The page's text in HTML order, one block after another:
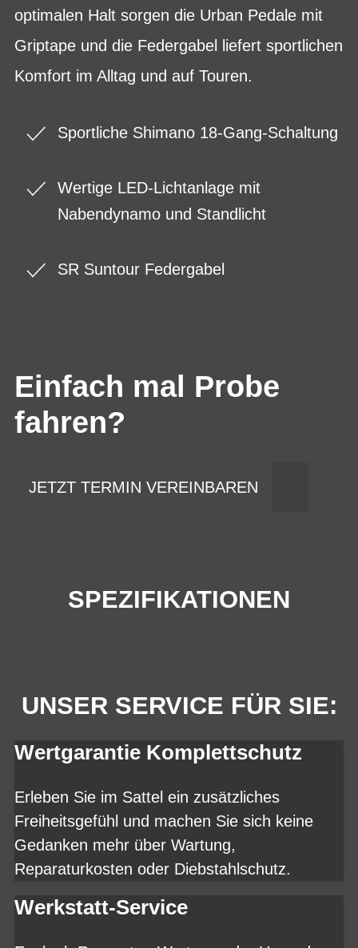
optimalen Halt sorgen die Urban Pedale mit
Griptape und die Federgabel liefert sportlichen
Komfort im Alltag und auf Touren.
Sportliche Shimano 18-Gang-Schaltung
Wertige LED-Lichtanlage mit
Nabendynamo und Standlicht
SR Suntour Federgabel
Einfach mal Probe
fahren?
JETZT TERMIN VEREINBAREN
SPEZIFIKATIONEN
UNSER SERVICE FÜR SIE:
Wertgarantie Komplettschutz
Erleben Sie im Sattel ein zusätzliches
Freiheitsgefühl und machen Sie sich keine
Gedanken mehr über Wartung,
Reparaturkosten oder Diebstahlschutz.
Werkstatt-Service